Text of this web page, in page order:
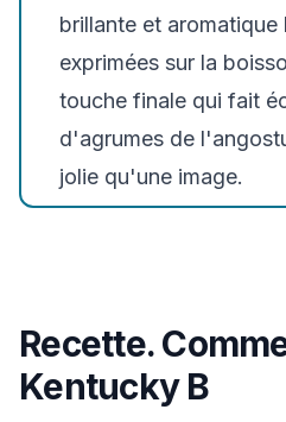
brillante et
exprimées sur la
touche finale qui fait
d'agrumes de
jolie qu'une image.
Recette.
Kentucky B